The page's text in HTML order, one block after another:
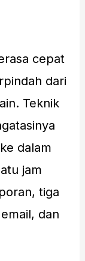
cepat
dari
Teknik
dalam
jam
tiga
dan